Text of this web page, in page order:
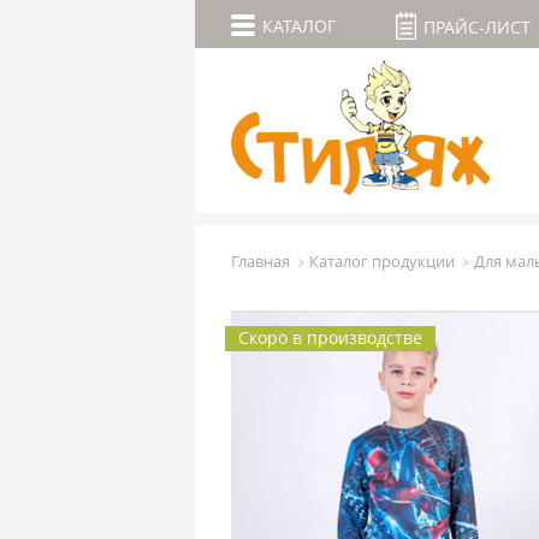
КАТАЛОГ ПРАЙС-ЛИСТ
Главная Каталог продукции Для
Скоро в производстве